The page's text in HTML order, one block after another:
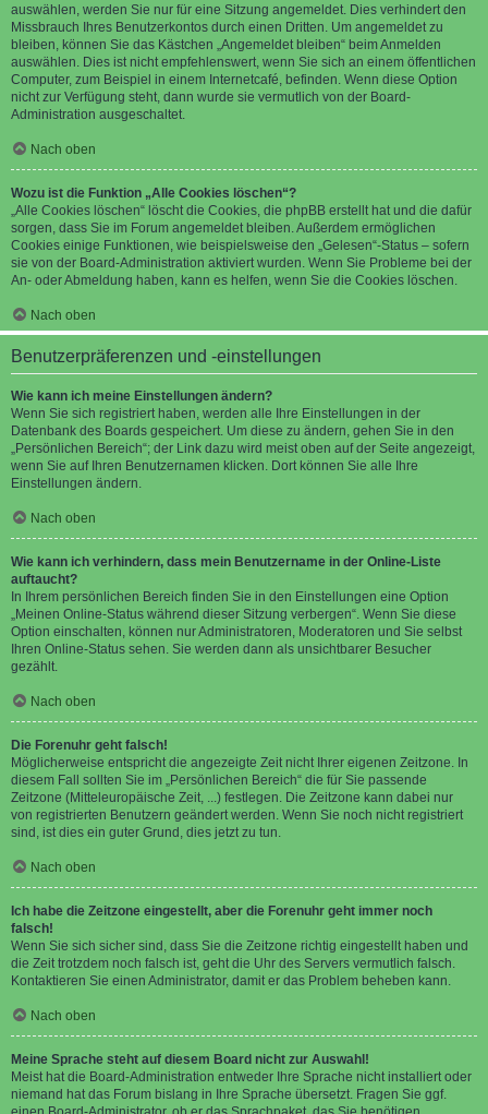
auswählen, werden Sie nur für eine Sitzung angemeldet. Dies verhindert den
Missbrauch Ihres Benutzerkontos durch einen Dritten. Um angemeldet zu
bleiben, können Sie das Kästchen „Angemeldet bleiben“ beim Anmelden
auswählen. Dies ist nicht empfehlenswert, wenn Sie sich an einem öffentlichen
Computer, zum Beispiel in einem Internetcafé, befinden. Wenn diese Option
nicht zur Verfügung steht, dann wurde sie vermutlich von der Board-
Administration ausgeschaltet.
Nach oben
Wozu ist die Funktion „Alle Cookies löschen“?
„Alle Cookies löschen“ löscht die Cookies, die phpBB erstellt hat und die dafür
sorgen, dass Sie im Forum angemeldet bleiben. Außerdem ermöglichen
Cookies einige Funktionen, wie beispielsweise den „Gelesen“-Status – sofern
sie von der Board-Administration aktiviert wurden. Wenn Sie Probleme bei der
An- oder Abmeldung haben, kann es helfen, wenn Sie die Cookies löschen.
Nach oben
Benutzerpräferenzen und -einstellungen
Wie kann ich meine Einstellungen ändern?
Wenn Sie sich registriert haben, werden alle Ihre Einstellungen in der
Datenbank des Boards gespeichert. Um diese zu ändern, gehen Sie in den
„Persönlichen Bereich“; der Link dazu wird meist oben auf der Seite angezeigt,
wenn Sie auf Ihren Benutzernamen klicken. Dort können Sie alle Ihre
Einstellungen ändern.
Nach oben
Wie kann ich verhindern, dass mein Benutzername in der Online-Liste
auftaucht?
In Ihrem persönlichen Bereich finden Sie in den Einstellungen eine Option
„Meinen Online-Status während dieser Sitzung verbergen“. Wenn Sie diese
Option einschalten, können nur Administratoren, Moderatoren und Sie selbst
Ihren Online-Status sehen. Sie werden dann als unsichtbarer Besucher
gezählt.
Nach oben
Die Forenuhr geht falsch!
Möglicherweise entspricht die angezeigte Zeit nicht Ihrer eigenen Zeitzone. In
diesem Fall sollten Sie im „Persönlichen Bereich“ die für Sie passende
Zeitzone (Mitteleuropäische Zeit, ...) festlegen. Die Zeitzone kann dabei nur
von registrierten Benutzern geändert werden. Wenn Sie noch nicht registriert
sind, ist dies ein guter Grund, dies jetzt zu tun.
Nach oben
Ich habe die Zeitzone eingestellt, aber die Forenuhr geht immer noch
falsch!
Wenn Sie sich sicher sind, dass Sie die Zeitzone richtig eingestellt haben und
die Zeit trotzdem noch falsch ist, geht die Uhr des Servers vermutlich falsch.
Kontaktieren Sie einen Administrator, damit er das Problem beheben kann.
Nach oben
Meine Sprache steht auf diesem Board nicht zur Auswahl!
Meist hat die Board-Administration entweder Ihre Sprache nicht installiert oder
niemand hat das Forum bislang in Ihre Sprache übersetzt. Fragen Sie ggf.